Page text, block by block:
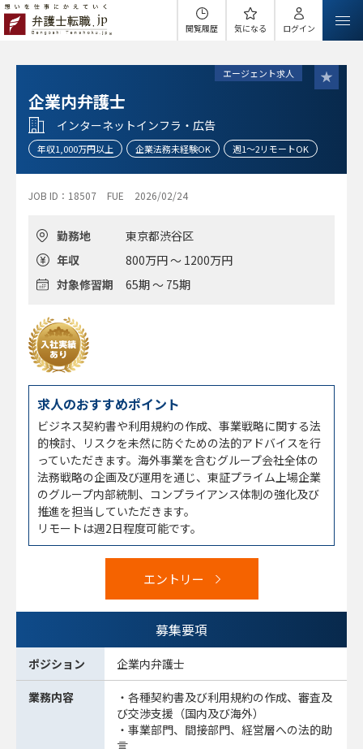
閲覧履歴 気になる ログイン
エージェント求人
企業内弁護士
インターネットインフラ・広告
年収1,000万円以上 企業法務未経験OK 週1～2リモートOK
JOB ID：18507 FUE 2026/02/24
勤務地
東京都渋谷区
年収
800万円 ～ 1200万円
対象修習期
65期 ～ 75期
求人のおすすめポイント
ビジネス契約書や利用規約の作成、事業戦略に関する法
的検討、リスクを未然に防ぐための法的アドバイスを行
っていただきます。海外事業を含むグループ会社全体の
法務戦略の企画及び運用を通じ、東証プライム上場企業
のグループ内部統制、コンプライアンス体制の強化及び
推進を担当していただきます。
リモートは週2日程度可能です。
エントリー
募集要項
ポジション 企業内弁護士
業務内容
・各種契約書及び利用規約の作成、審査及
び交渉支援（国内及び海外）
・事業部門、間接部門、経営層への法的助